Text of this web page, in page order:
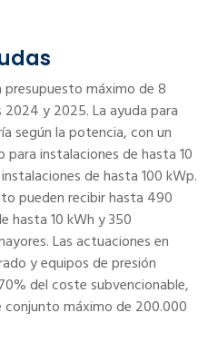
máximo de 8
y 2025. La ayuda para
según la potencia, con un
instalaciones de hasta 10
de hasta 100 kWp.
pueden recibir hasta 490
hasta 10 kWh y 350
Las actuaciones en
y equipos de presión
del coste subvencionable,
máximo de 200.000